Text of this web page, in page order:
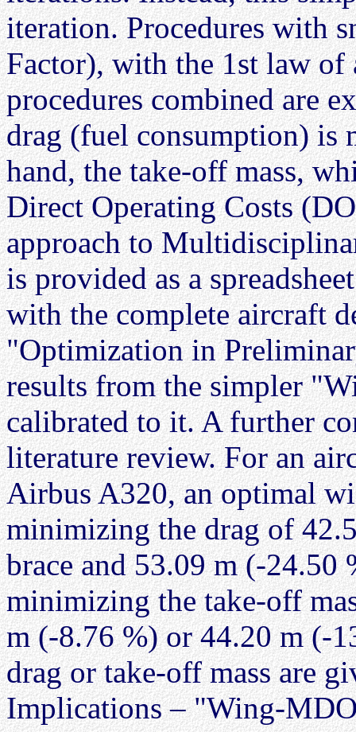
iteration. Procedures with
Factor), with the 1st law
procedures combined are
drag (fuel consumption) is
hand, the take-off mass,
Direct Operating Costs
approach to
is provided as a
with the complete aircraft
"Optimization in
results from the simpler
calibrated to it. A further
literature review. For an
Airbus A320, an optimal
minimizing the drag of
brace and 53.09 m (-24.50
minimizing the take-off
m (-8.76 %) or 44.20 m (-
drag or take-off mass are
Implications – "Wing-